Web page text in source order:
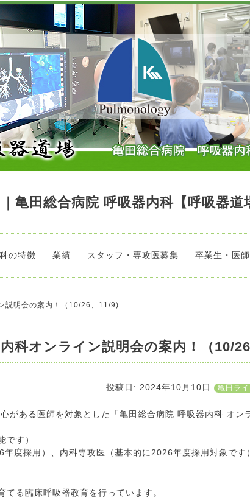
亀田総合病院 呼吸器内科【呼吸器道
の特徴 業績 スタッフ・専攻医募集 卒業生・医
説明会の案内！（10/26、11/9)
科オンライン説明会の案内！（10/
投稿日: 2024年10月10日 亀田ライ
がある医師を対象とした「亀田総合病院 呼吸器内科 オン
です）
度採用）、内科専攻医（基本的に2026年度採用対象です
る臨床呼吸器教育を行っています。